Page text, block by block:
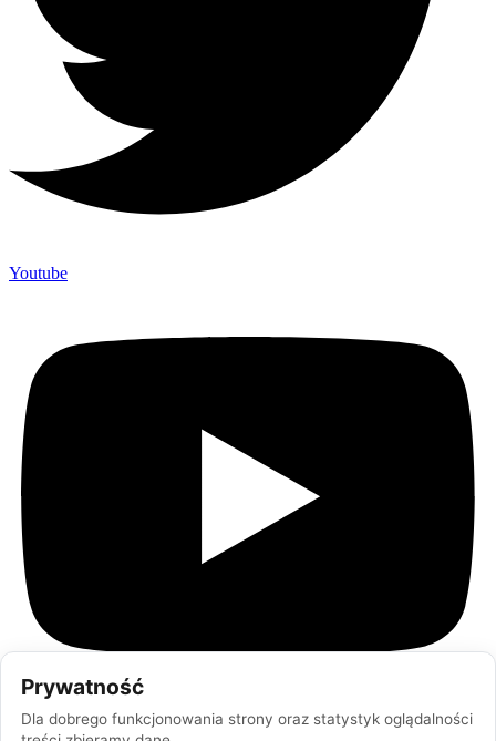
Youtube
Prywatność
Dla dobrego funkcjonowania strony oraz statystyk oglądalności